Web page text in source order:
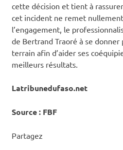
cette décision et tient à
cet incident ne remet
l’engagement, le
de Bertrand Traoré à se
terrain afin d’aider ses
meilleurs résultats.
Latribunedufaso.net
Source : FBF
Partagez